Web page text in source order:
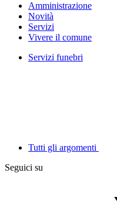
Amministrazione
Novità
Servizi
Vivere il comune
Servizi funebri
Tutti gli argomenti
Seguici su